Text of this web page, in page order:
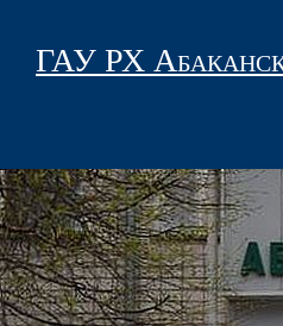
ГАУ РХ